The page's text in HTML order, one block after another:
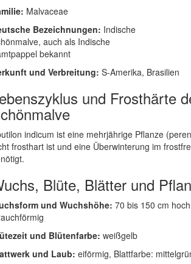
Malvaceae
Bezeichnungen: Indische
auch als Indische
bekannt
und Verbreitung: S-Amerika, Brasilien
und Frosthärte
indicum ist eine mehrjährige Pflanze
frosthart ist und eine Überwinterung im
Blüte, Blätter und
und Wuchshöhe: 70 bis 150 cm
und Blütenfarbe: weißgelb
und Laub: eiförmig, Blattfarbe: